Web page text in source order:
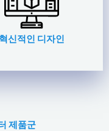
혁신적인 디자인
제품군